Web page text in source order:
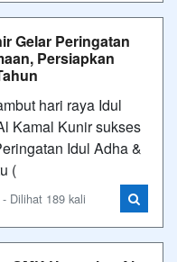
Gelar Peringatan
Persiapkan
hari raya Idul
Kamal Kunir sukses
Idul Adha &
(
Dilihat 189 kali